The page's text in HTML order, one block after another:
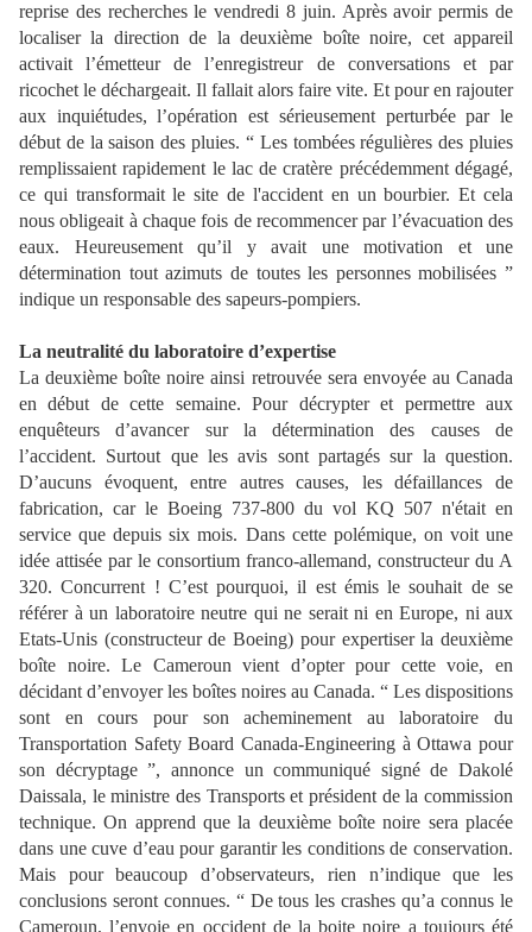
reprise des recherches le vendredi 8 juin. Après avoir permis de
localiser la direction de la deuxième boîte noire, cet appareil
activait l’émetteur de l’enregistreur de conversations et par
ricochet le déchargeait. Il fallait alors faire vite. Et pour en rajouter
aux inquiétudes, l’opération est sérieusement perturbée par le
début de la saison des pluies. “ Les tombées régulières des pluies
remplissaient rapidement le lac de cratère précédemment dégagé,
ce qui transformait le site de l'accident en un bourbier. Et cela
nous obligeait à chaque fois de recommencer par l’évacuation des
eaux. Heureusement qu’il y avait une motivation et une
détermination tout azimuts de toutes les personnes mobilisées ”
indique un responsable des sapeurs-pompiers.
La neutralité du laboratoire d’expertise
La deuxième boîte noire ainsi retrouvée sera envoyée au Canada
en début de cette semaine. Pour décrypter et permettre aux
enquêteurs d’avancer sur la détermination des causes de
l’accident. Surtout que les avis sont partagés sur la question.
D’aucuns évoquent, entre autres causes, les défaillances de
fabrication, car le Boeing 737-800 du vol KQ 507 n'était en
service que depuis six mois. Dans cette polémique, on voit une
idée attisée par le consortium franco-allemand, constructeur du A
320. Concurrent ! C’est pourquoi, il est émis le souhait de se
référer à un laboratoire neutre qui ne serait ni en Europe, ni aux
Etats-Unis (constructeur de Boeing) pour expertiser la deuxième
boîte noire. Le Cameroun vient d’opter pour cette voie, en
décidant d’envoyer les boîtes noires au Canada. “ Les dispositions
sont en cours pour son acheminement au laboratoire du
Transportation Safety Board Canada-Engineering à Ottawa pour
son décryptage ”, annonce un communiqué signé de Dakolé
Daissala, le ministre des Transports et président de la commission
technique. On apprend que la deuxième boîte noire sera placée
dans une cuve d’eau pour garantir les conditions de conservation.
Mais pour beaucoup d’observateurs, rien n’indique que les
conclusions seront connues. “ De tous les crashes qu’a connus le
Cameroun, l’envoie en occident de la boite noire a toujours été